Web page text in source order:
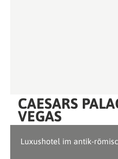
CAESARS
VEGAS
Luxushotel im antik-